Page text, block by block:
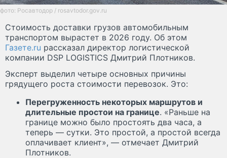
фото: Росавтодор / rosavtodor.gov.ru
Стоимость доставки грузов автомобильным
транспортом вырастет в 2026 году. Об этом
Газете.ru рассказал директор логистической
компании DSP LOGISTICS Дмитрий Плотников.
Эксперт выделил четыре основных причины
грядущего роста стоимости перевозок. Это:
Перегруженность некоторых маршрутов и
длительные простои на границе. «Раньше на
границе можно было простоять два часа, а
теперь — сутки. Это простой, а простой всегда
оплачивает клиент», — отмечает Дмитрий
Плотников.